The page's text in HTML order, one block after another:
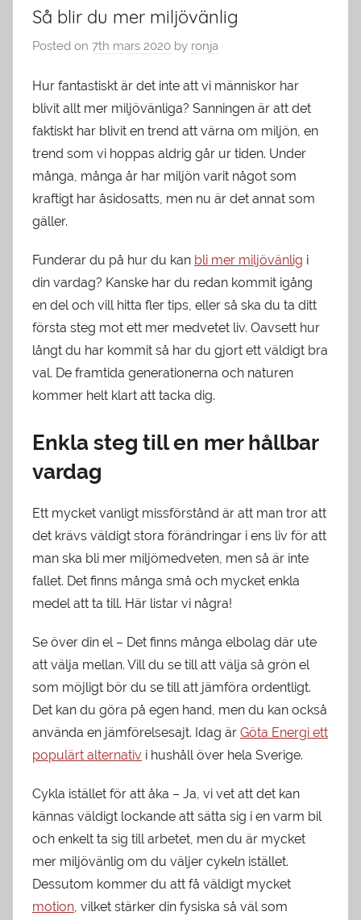
Så blir du mer miljövänlig
Posted on 7th mars 2020 by ronja
Hur fantastiskt är det inte att vi människor har
blivit allt mer miljövänliga? Sanningen är att det
faktiskt har blivit en trend att värna om miljön, en
trend som vi hoppas aldrig går ur tiden. Under
många, många år har miljön varit något som
kraftigt har åsidosatts, men nu är det annat som
gäller.
Funderar du på hur du kan bli mer miljövänlig i
din vardag? Kanske har du redan kommit igång
en del och vill hitta fler tips, eller så ska du ta ditt
första steg mot ett mer medvetet liv. Oavsett hur
långt du har kommit så har du gjort ett väldigt bra
val. De framtida generationerna och naturen
kommer helt klart att tacka dig.
Enkla steg till en mer hållbar
vardag
Ett mycket vanligt missförstånd är att man tror att
det krävs väldigt stora förändringar i ens liv för att
man ska bli mer miljömedveten, men så är inte
fallet. Det finns många små och mycket enkla
medel att ta till. Här listar vi några!
Se över din el – Det finns många elbolag där ute
att välja mellan. Vill du se till att välja så grön el
som möjligt bör du se till att jämföra ordentligt.
Det kan du göra på egen hand, men du kan också
använda en jämförelsesajt. Idag är Göta Energi ett
populärt alternativ i hushåll över hela Sverige.
Cykla istället för att åka – Ja, vi vet att det kan
kännas väldigt lockande att sätta sig i en varm bil
och enkelt ta sig till arbetet, men du är mycket
mer miljövänlig om du väljer cykeln istället.
Dessutom kommer du att få väldigt mycket
motion , vilket stärker din fysiska så väl som